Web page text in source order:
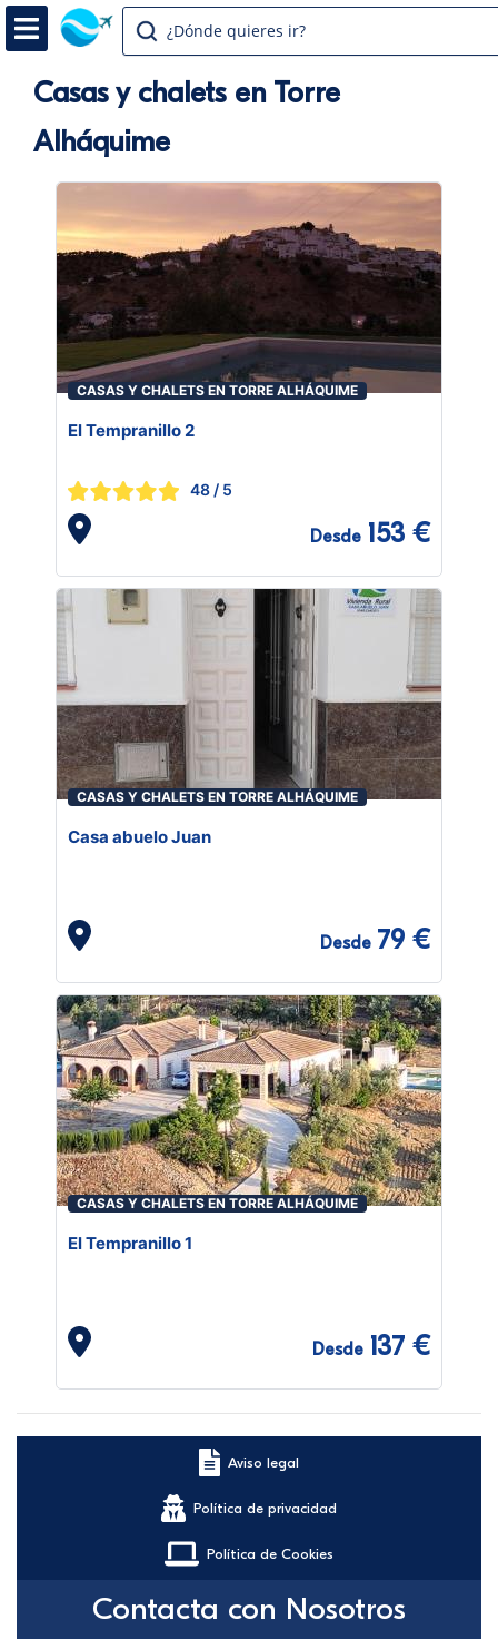
¿Dónde quieres ir?
Casas y chalets en Torre
Alháquime
CASAS Y CHALETS EN TORRE ALHÁQUIME
El Tempranillo 2
48 / 5
Desde 153 €
CASAS Y CHALETS EN TORRE ALHÁQUIME
Casa abuelo Juan
Desde 79 €
CASAS Y CHALETS EN TORRE ALHÁQUIME
El Tempranillo 1
Desde 137 €
Aviso legal
Política de privacidad
Política de Cookies
Contacta con Nosotros